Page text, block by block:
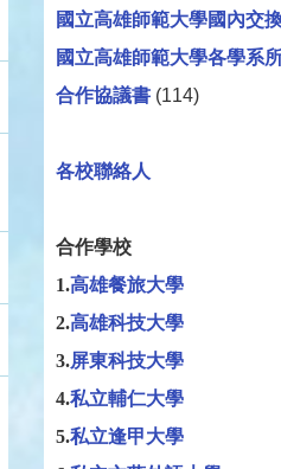
國立高雄師範大學國內交
國立高雄師範大學各學系
合作協議書(114)
各校聯絡人
合作學校
1.高雄餐旅大學
2.高雄科技大學
3.屏東科技大學
4.私立輔仁大學
5.私立逢甲大學